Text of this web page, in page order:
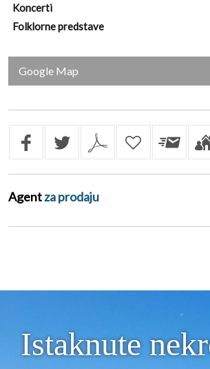
Koncerti
Folklorne predstave
Google Map
Agentza prodaju
Istaknute